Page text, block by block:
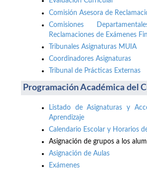
Comisión Asesora de
Comisiones
Reclamaciones de Exámenes
Tribunales Asignaturas MUIA
Coordinadores Asignaturas
Tribunal de Prácticas Externas
Programación Académica del
Listado de Asignaturas y
Aprendizaje
Calendario Escolar y Horarios
Asignación de grupos a los
Asignación de Aulas
Exámenes